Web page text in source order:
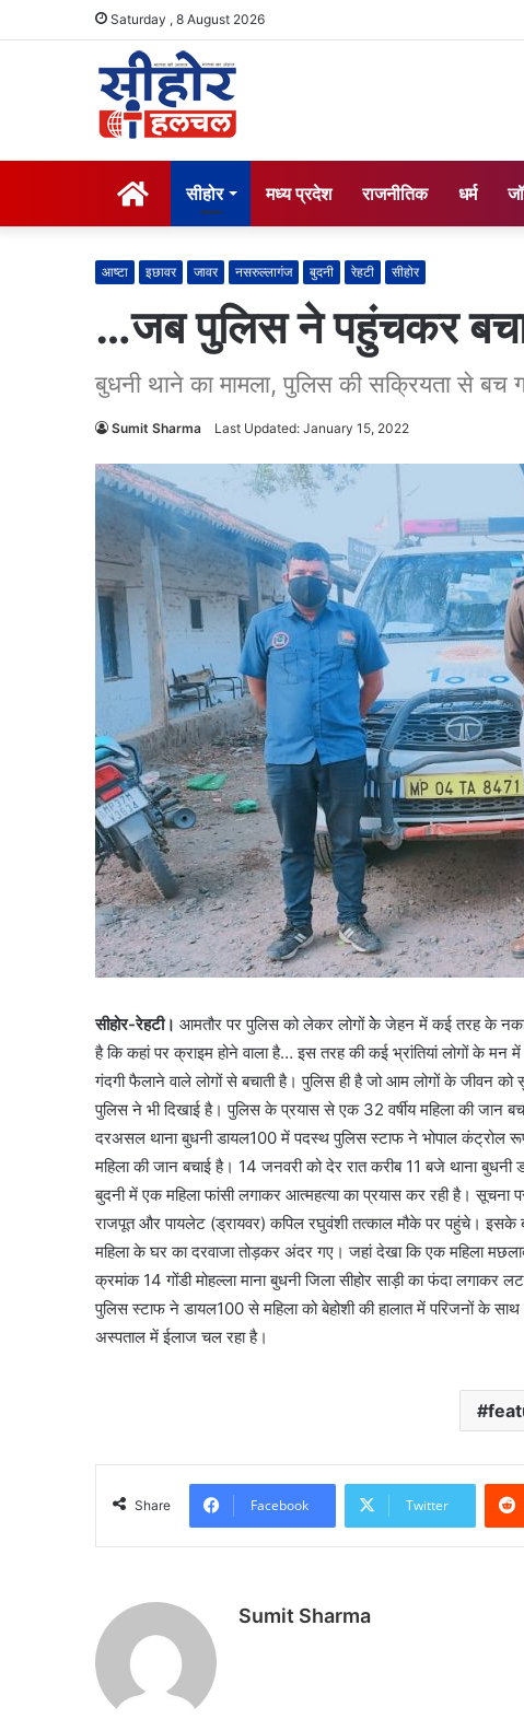
Saturday , 8 August 2026
सीहोर मध्य प्रदेश राजनीतिक धर्म
आष्टा इछावर जावर नसरुल्लागंज बुदनी रेहटी सीहोर
…जब पुलिस ने पहुंचकर
बुधनी थाने का मामला, पुलिस की सक्रियता से बच
Sumit Sharma Last Updated: January 15, 2022
सीहोर-रेहटी। आमतौर पर पुलिस को लेकर लोगों केे जेहन में कई तरह के
है कि कहां पर क्राइम होने वाला है… इस तरह की कई भ्रांतियां लोगों के मन
गंदगी फैलाने वाले लोगों से बचाती है। पुलिस ही है जो आम लोगों के जीवन को
पुलिस ने भी दिखाई है। पुलिस के प्रयास से एक 32 वर्षीय महिला की जान
दरअसल थाना बुधनी डायल100 में पदस्थ पुलिस स्टाफ ने भोपाल कंट्रोल रूप
महिला की जान बचाई है। 14 जनवरी को देर रात करीब 11 बजे थाना
बुदनी में एक महिला फांसी लगाकर आत्महत्या का प्रयास कर रही है। सूचना
राजपूत और पायलेट (ड्रायवर) कपिल रघुवंशी तत्काल मौके पर पहुंचे। इसके
महिला के घर का दरवाजा तोड़कर अंदर गए। जहां देखा कि एक महिला
क्रमांक 14 गोंडी मोहल्ला माना बुधनी जिला सीहोर साड़ी का फंदा
पुलिस स्टाफ ने डायल100 से महिला को बेहोशी की हालात में परिजनों के साथ
अस्पताल में ईलाज चल रहा है।
Share Facebook Twitter
Sumit Sharma